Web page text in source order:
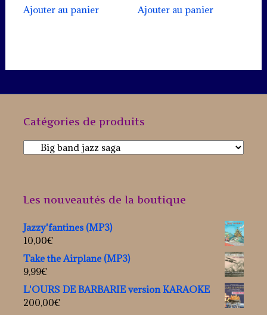
Ajouter au panier Ajouter au panier
Catégories de produits
Les nouveautés de la boutique
Jazzy'fantines (MP3)
10,00€
Take the Airplane (MP3)
9,99€
L'OURS DE BARBARIE version KARAOKE
200,00€